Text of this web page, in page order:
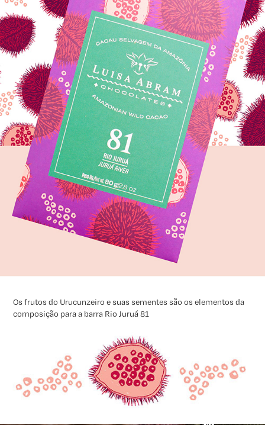
Os frutos do Urucunzeiro e suas sementes são os elementos da
composição para a barra Rio Juruá 81